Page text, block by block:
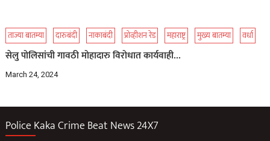
ताज्या बातम्या दारुबंदी नाकाबंदी प्रोव्हीशन रेड महाराष्ट्र मुख्य बातम्या वर्धा
सेलु पोलिसांची गावठी मोहादारु विरोधात कार्यवाही…
March 24, 2024
Police Kaka Crime Beat News 24X7